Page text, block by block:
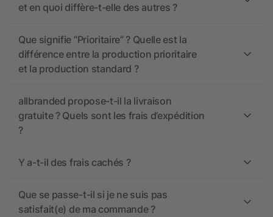
et en quoi diffère-t-elle des autres ?
Que signifie “Prioritaire” ? Quelle est la
différence entre la production prioritaire
et la production standard ?
allbranded propose-t-il la livraison
gratuite ? Quels sont les frais d’expédition
?
Y a-t-il des frais cachés ?
Que se passe-t-il si je ne suis pas
satisfait(e) de ma commande ?